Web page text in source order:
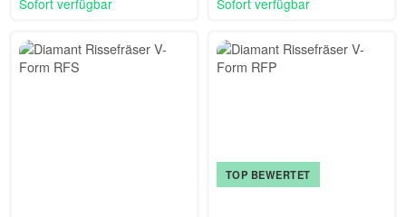
TOP BEWERTET